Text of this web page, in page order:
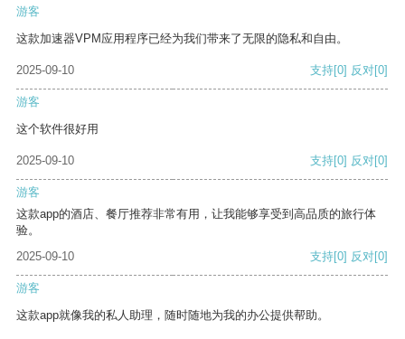
游客
这款加速器VPM应用程序已经为我们带来了无限的隐私和自由。
2025-09-10 支持[0] 反对[0]
游客
这个软件很好用
2025-09-10 支持[0] 反对[0]
游客
这款app的酒店、餐厅推荐非常有用，让我能够享受到高品质的旅行体
验。
2025-09-10
支持[0] 反对[0]
游客
这款app就像我的私人助理，随时随地为我的办公提供帮助。